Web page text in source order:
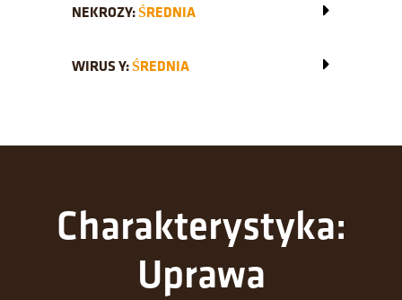
NEKROZY:ŚREDNIA
WIRUS Y:ŚREDNIA
Charakterystyka:
Uprawa